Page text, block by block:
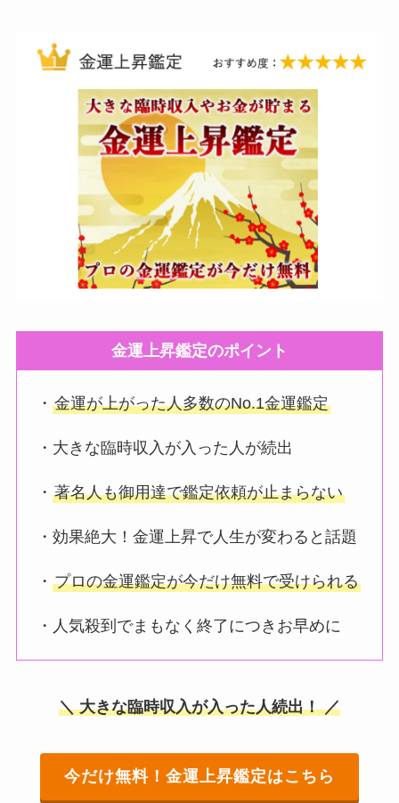
金運上昇鑑定のポイント
・金運が上がった人多数のNo.1金運鑑定
・大きな臨時収入が入った人が続出
・著名人も御用達で鑑定依頼が止まらない
・効果絶大！金運上昇で人生が変わると話題
・プロの金運鑑定が今だけ無料で受けられる
・人気殺到でまもなく終了につきお早めに
＼ 大きな臨時収入が入った人続出！ ／
今だけ無料！金運上昇鑑定はこちら